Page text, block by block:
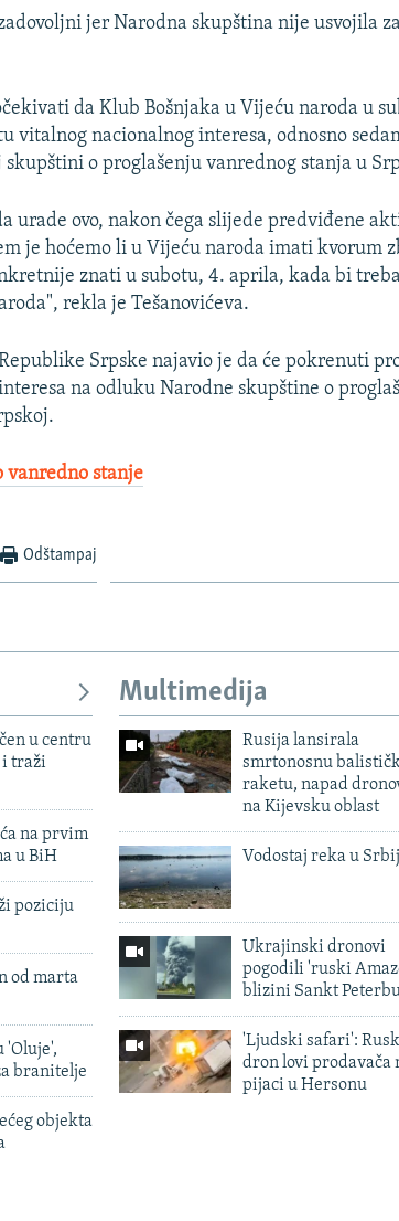
jer Narodna skupština nije usvojila
da Klub Bošnjaka u Vijeću naroda u
vitalnog nacionalnog interesa, odnosno
o proglašenju vanrednog stanja u
urade ovo, nakon čega slijede predviđene
je hoćemo li u Vijeću naroda imati kvorum
znati u subotu, 4. aprila, kada bi
rekla je Tešanovićeva.
Srpske najavio je da će pokrenuti
na odluku Narodne skupštine o
vanredno stanje
Odštampaj
u centru
i traži
na prvim
u BiH
poziciju
od marta
'Oluje',
branitelje
objekta
Multimedija
Rusija lansirala
smrtonosnu
raketu, napad
na Kijevsku oblast
Vodostaj reka u
Ukrajinski dronovi
pogodili 'ruski
blizini Sankt
'Ljudski safari':
dron lovi prodavača
pijaci u Hersonu